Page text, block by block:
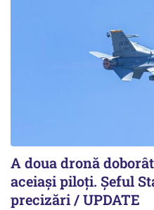
A doua dronă
aceiași piloți. Şeful
precizări / UPDATE